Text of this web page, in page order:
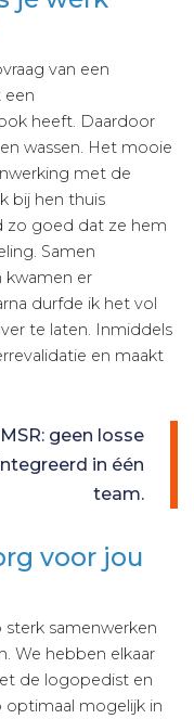
van een
een
heeft. Daardoor
wassen. Het mooie
met de
bij hen thuis
zo goed dat ze hem
Samen
kwamen er
durfde ik het vol
te laten. Inmiddels
en maakt
geen losse
in één
team.
voor jou
sterk samenwerken
We hebben elkaar
de logopedist en
optimaal mogelijk in